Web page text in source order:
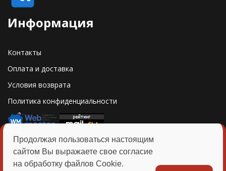
Информация
Контакты
Оплата и доставка
Условия возврата
Политика конфиденциальности
ИНН: 4348002639 КПП: 434501001
АО "Кировская коммерческая компания"
Продолжая пользоваться настоящим
сайтом Вы выражаете свое согласие
на обработку файлов Cookie.